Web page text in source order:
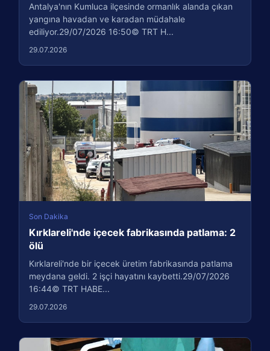
Antalya'nın Kumluca ilçesinde ormanlık alanda çıkan
yangına havadan ve karadan müdahale
ediliyor.29/07/2026 16:50© TRT H...
29.07.2026
Son Dakika
Kırklareli'nde içecek fabrikasında patlama: 2
ölü
Kırklareli'nde bir içecek üretim fabrikasında patlama
meydana geldi. 2 işçi hayatını kaybetti.29/07/2026
16:44© TRT HABE...
29.07.2026